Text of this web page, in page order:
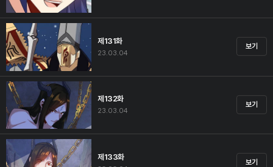
제131화
23.03.04
보기
제132화
23.03.04
보기
제133화
보기